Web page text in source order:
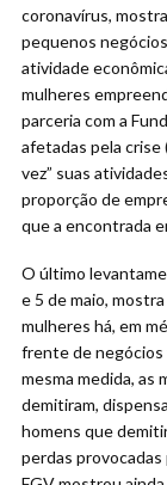
coronavírus,
pequenos
atividade
mulheres
parceria com a
afetadas pela crise
vez” suas
proporção de
que a encontrada
O último
e 5 de maio,
mulheres há, em
frente de negócios
mesma medida, as
demitiram,
homens que
perdas